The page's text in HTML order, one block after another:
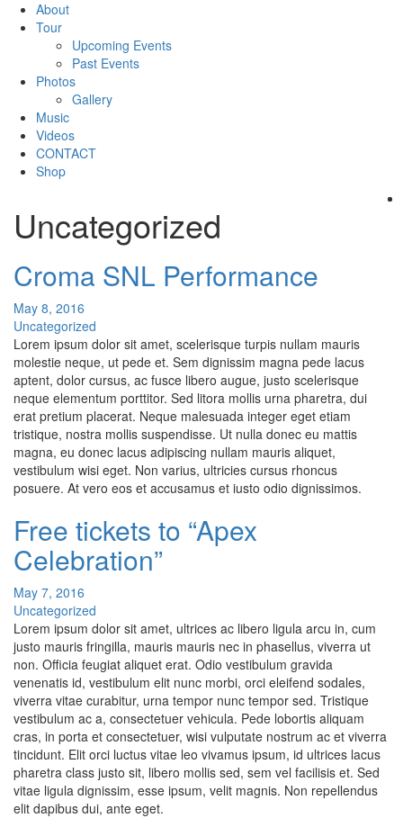
About
Tour
Upcoming Events
Past Events
Photos
Gallery
Music
Videos
CONTACT
Shop
Uncategorized
Croma SNL Performance
May 8, 2016
Uncategorized
Lorem ipsum dolor sit amet, scelerisque turpis nullam mauris
molestie neque, ut pede et. Sem dignissim magna pede lacus
aptent, dolor cursus, ac fusce libero augue, justo scelerisque
neque elementum porttitor. Sed litora mollis urna pharetra, dui
erat pretium placerat. Neque malesuada integer eget etiam
tristique, nostra mollis suspendisse. Ut nulla donec eu mattis
magna, eu donec lacus adipiscing nullam mauris aliquet,
vestibulum wisi eget. Non varius, ultricies cursus rhoncus
posuere. At vero eos et accusamus et iusto odio dignissimos.
Free tickets to “Apex
Celebration”
May 7, 2016
Uncategorized
Lorem ipsum dolor sit amet, ultrices ac libero ligula arcu in, cum
justo mauris fringilla, mauris mauris nec in phasellus, viverra ut
non. Officia feugiat aliquet erat. Odio vestibulum gravida
venenatis id, vestibulum elit nunc morbi, orci eleifend sodales,
viverra vitae curabitur, urna tempor nunc tempor sed. Tristique
vestibulum ac a, consectetuer vehicula. Pede lobortis aliquam
cras, in porta et consectetuer, wisi vulputate nostrum ac et viverra
tincidunt. Elit orci luctus vitae leo vivamus ipsum, id ultrices lacus
pharetra class justo sit, libero mollis sed, sem vel facilisis et. Sed
vitae ligula dignissim, esse ipsum, velit magnis. Non repellendus
elit dapibus dui, ante eget.